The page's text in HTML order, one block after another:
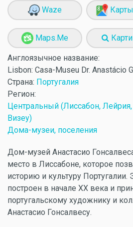
Waze Карты
Maps.Me
Англоязычное название:
Lisbon: Casa-Museu Dr. Anastácio
Страна: Португалия
Регион:
Центральный (Лиссабон,
Визеу)
Дома-музеи, поселения
Дом-музей Анастасио
место в Лиссабоне, которое
историю и культуру
построен в начале XX века и
португальскому художнику и
Анастасио Гонсалвесу.